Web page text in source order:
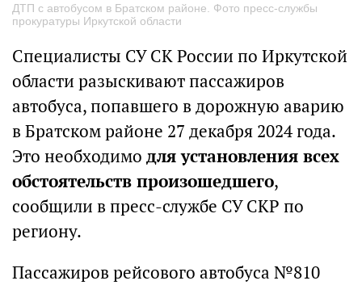
ДТП с автобусом в Братском районе. Фото пресс-службы
прокуратуры Иркутской области
Специалисты СУ СК России по Иркутской
области разыскивают пассажиров
автобуса, попавшего в дорожную аварию
в Братском районе 27 декабря 2024 года.
Это необходимо для установления всех
обстоятельств произошедшего,
сообщили в пресс-службе СУ СКР по
региону.
Пассажиров рейсового автобуса №810